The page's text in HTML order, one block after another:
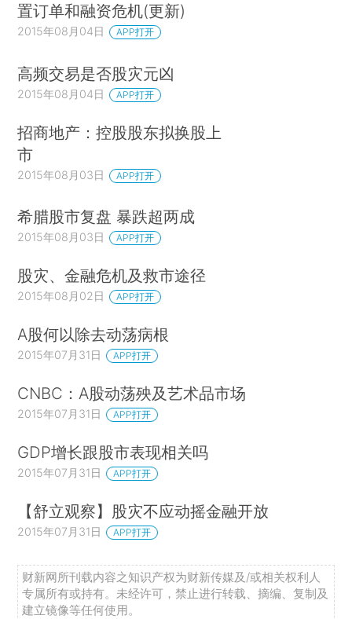
置订单和融资危机(更新)
2015年08月04日 APP打开
高频交易是否股灾元凶
2015年08月04日 APP打开
招商地产：控股股东拟换股上
市
2015年08月03日 APP打开
希腊股市复盘 暴跌超两成
2015年08月03日 APP打开
股灾、金融危机及救市途径
2015年08月02日 APP打开
A股何以除去动荡病根
2015年07月31日 APP打开
CNBC：A股动荡殃及艺术品市场
2015年07月31日 APP打开
GDP增长跟股市表现相关吗
2015年07月31日 APP打开
【舒立观察】股灾不应动摇金融开放
2015年07月31日 APP打开
财新网所刊载内容之知识产权为财新传媒及/或相关权利人
专属所有或持有。未经许可，禁止进行转载、摘编、复制及
建立镜像等任何使用。